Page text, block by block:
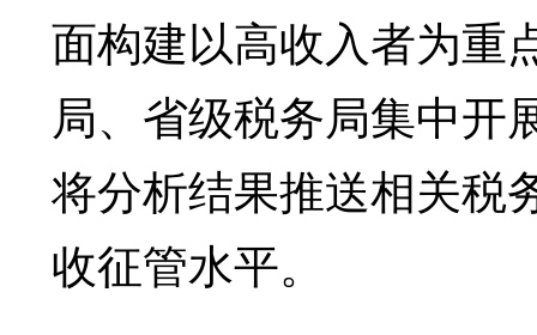
面构建以高收入者为重
局、省级税务局集中开
将分析结果推送相关税
收征管水平。